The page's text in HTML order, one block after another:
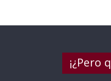
¡¿Pero